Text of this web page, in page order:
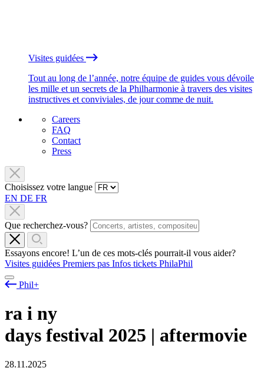
Visites guidées
Tout au long de l’année, notre équipe de guides vous dévoile
les mille et un secrets de la Philharmonie à travers des visites
instructives et conviviales, de jour comme de nuit.
Careers
FAQ
Contact
Press
Choisissez votre langue
EN DE FR
Que recherchez-vous?
Essayons encore! L’un de ces mots-clés pourrait-il vous aider?
Visites guidées Premiers pas Infos tickets PhilaPhil
Phil+
ra i ny
days festival 2025 | aftermovie
28.11.2025